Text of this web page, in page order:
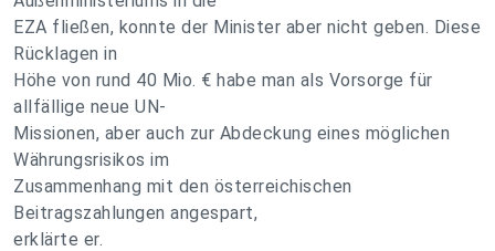
EZA fließen, konnte der Minister aber nicht geben. Diese
Rücklagen in
Höhe von rund 40 Mio. € habe man als Vorsorge für
allfällige neue UN-
Missionen, aber auch zur Abdeckung eines möglichen
Währungsrisikos im
Zusammenhang mit den österreichischen
Beitragszahlungen angespart,
erklärte er.